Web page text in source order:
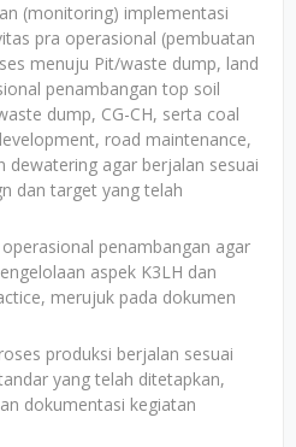
(monitoring) implementasi
pra operasional (pembuatan
menuju Pit/waste dump, land
penambangan top soil
dump, CG-CH, serta coal
road maintenance,
agar berjalan sesuai
dan target yang telah
penambangan agar
aspek K3LH dan
merujuk pada dokumen
produksi berjalan sesuai
yang telah ditetapkan,
dokumentasi kegiatan